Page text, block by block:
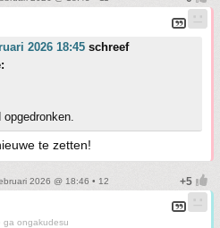
2026 18:45 schreef
te zetten!
2026 @ 18:46 • 12
ga ongakudesu